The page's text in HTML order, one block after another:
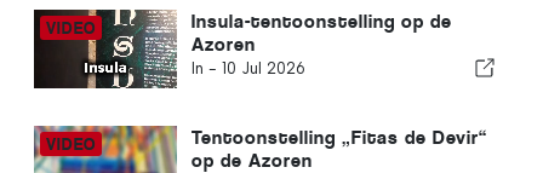
Insula-tentoonstelling op de
Azoren
In - 10 Jul 2026
Tentoonstelling „Fitas de Devir“
op de Azoren